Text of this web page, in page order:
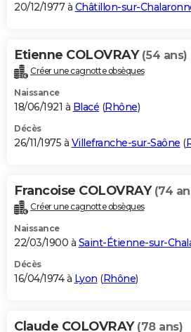
20/12/1977 à Châtillon-sur-
Etienne COLOVRAY (54 ans)
Créer une cagnotte obsèques
Naissance
18/06/1921 à Blacé (Rhône)
Décès
26/11/1975 à Villefranche-sur-Saône (
Francoise COLOVRAY (74
Créer une cagnotte obsèques
Naissance
22/03/1900 à Saint-Étienne-sur-
Décès
16/04/1974 à Lyon (Rhône)
Claude COLOVRAY (78 ans)